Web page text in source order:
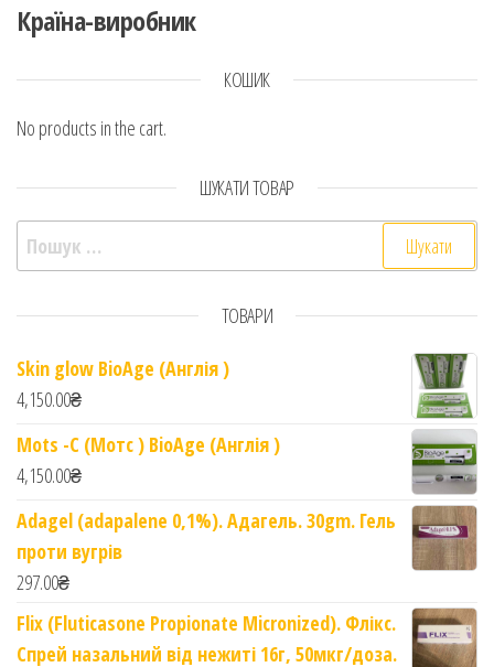
Країна-виробник
КОШИК
No products in the cart.
ШУКАТИ ТОВАР
Пошук:
ТОВАРИ
Skin glow BioAge (Англія )
4,150.00₴
Mots -C (Мотс ) BioAge (Англія )
4,150.00₴
Adagel (adapalene 0,1%). Адагель. 30gm. Гель
проти вугрів
297.00₴
Flix (Fluticasone Propionate Micronized). Флікс.
Спрей назальний від нежиті 16г, 50мкг/доза.